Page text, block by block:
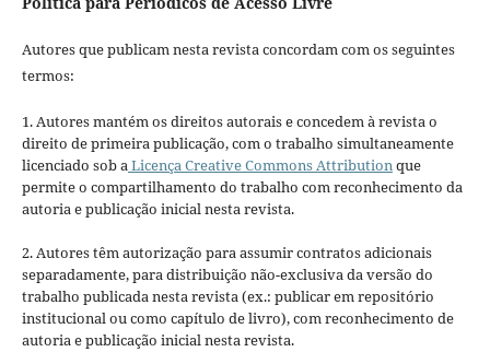
Autores que publicam nesta revista concordam com os seguintes
termos:
1. Autores mantém os direitos autorais e concedem à revista o
direito de primeira publicação, com o trabalho simultaneamente
licenciado sob aLicença Creative Commons Attributionque
permite o compartilhamento do trabalho com reconhecimento da
autoria e publicação inicial nesta revista.
2. Autores têm autorização para assumir contratos adicionais
separadamente, para distribuição não-exclusiva da versão do
trabalho publicada nesta revista (ex.: publicar em repositório
institucional ou como capítulo de livro), com reconhecimento de
autoria e publicação inicial nesta revista.